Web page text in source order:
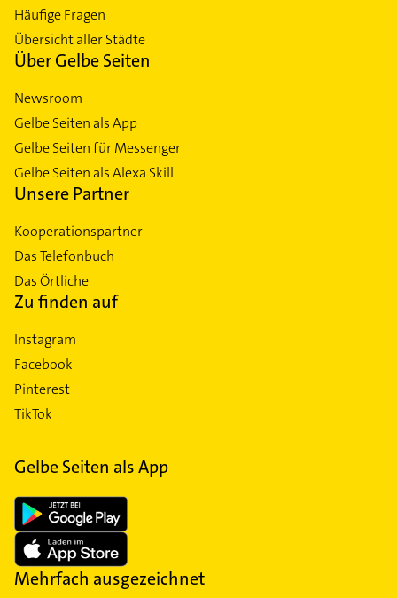
Häufige Fragen
Übersicht aller Städte
Über Gelbe Seiten
Newsroom
Gelbe Seiten als App
Gelbe Seiten für Messenger
Gelbe Seiten als Alexa Skill
Unsere Partner
Kooperationspartner
Das Telefonbuch
Das Örtliche
Zu finden auf
Instagram
Facebook
Pinterest
TikTok
Gelbe Seiten als App
Mehrfach ausgezeichnet